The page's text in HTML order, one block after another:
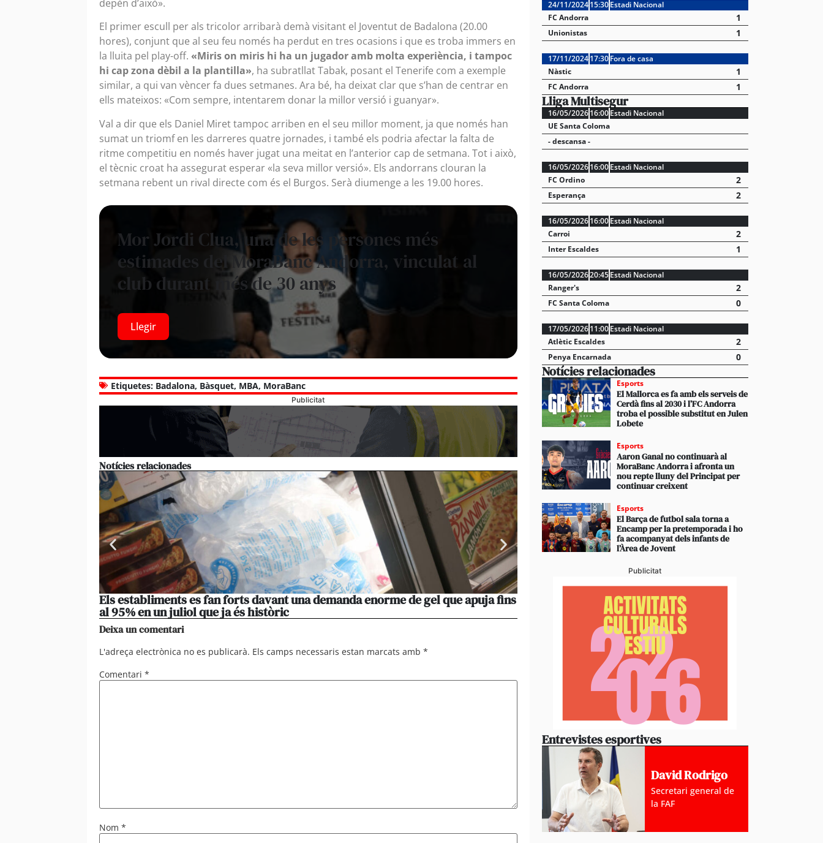
depèn d’això».
El primer escull per als tricolor arribarà demà visitant el Joventut de Badalona (20.00
hores), conjunt que al seu feu només ha perdut en tres ocasions i que es troba immers en
la lluita pel play-off. «Miris on miris hi ha un jugador amb molta experiència, i tampoc
hi cap zona dèbil a la plantilla», ha subratllat Tabak, posant el Tenerife com a exemple
similar, a qui van vèncer fa dues setmanes. Ara bé, ha deixat clar que s’han de centrar en
ells mateixos: «Com sempre, intentarem donar la millor versió i guanyar».
Val a dir que els Daniel Miret tampoc arriben en el seu millor moment, ja que només han
sumat un triomf en les darreres quatre jornades, i també els podria afectar la falta de
ritme competitiu en només haver jugat una meitat en l’anterior cap de setmana. Tot i això,
el tècnic croat ha assegurat esperar «la seva millor versió». Els andorrans clouran la
setmana rebent un rival directe com és el Burgos. Serà diumenge a les 19.00 hores.
Mor Jordi Clua, una de les persones més
estimades del MoraBanc Andorra, vinculat al
club durant més de 30 anys
Llegir
Etiquetes: Badalona, Bàsquet, MBA, MoraBanc
Publicitat
Notícies relacionades
Els establiments es fan forts davant una demanda enorme de gel que apuja fins
al 95% en un juliol que ja és històric
La pesca sense mort continua creixent en popularitat en
manté les xifres dels últims anys
Deixa un comentari
L'adreça electrònica no es publicarà. Els camps necessaris estan marcats amb *
Comentari *
Nom *
24/11/2024 15:30 Estadi Nacional
FC Andorra
1
Unionistas 1
17/11/2024 17:30 Fora de casa
Nàstic
1
FC Andorra 1
Lliga Multisegur
16/05/2026 16:00 Estadi Nacional
UE Santa Coloma
- descansa -
16/05/2026 16:00 Estadi Nacional
FC Ordino
2
Esperança 2
16/05/2026 16:00 Estadi Nacional
Carroi
2
Inter Escaldes 1
16/05/202620:45 Estadi Nacional
Ranger's
2
FC Santa Coloma 0
17/05/2026 11:00 Estadi Nacional
Atlètic Escaldes
2
Penya Encarnada 0
Notícies relacionades
Esports
El Mallorca es fa amb els serveis de
Cerdà fins al 2030 i l’FC Andorra
troba el possible substitut en Julen
Lobete
Esports
Aaron Ganal no continuarà al
MoraBanc Andorra i afronta un
nou repte lluny del Principat per
continuar creixent
Esports
El Barça de futbol sala torna a
Encamp per la pretemporada i ho
fa acompanyat dels infants de
l’Àrea de Jovent
Publicitat
Entrevistes esportives
David Rodrigo
Secretari general de
la FAF